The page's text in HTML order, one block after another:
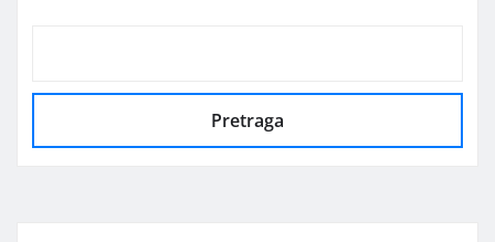
Pretraga